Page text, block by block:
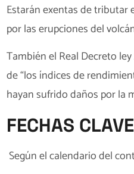
Estarán exentas de tributar
por las erupciones del
También el Real Decreto
de “los índices de
hayan sufrido daños por la
FECHAS
Según elcalendario del